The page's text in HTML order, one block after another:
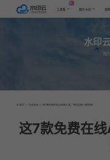
工具集 图片水印 视
水印
图
首页 > 行业资讯 > 这7款免费在线AI抠图工具，轻松实现一键抠图！
这7款免费在